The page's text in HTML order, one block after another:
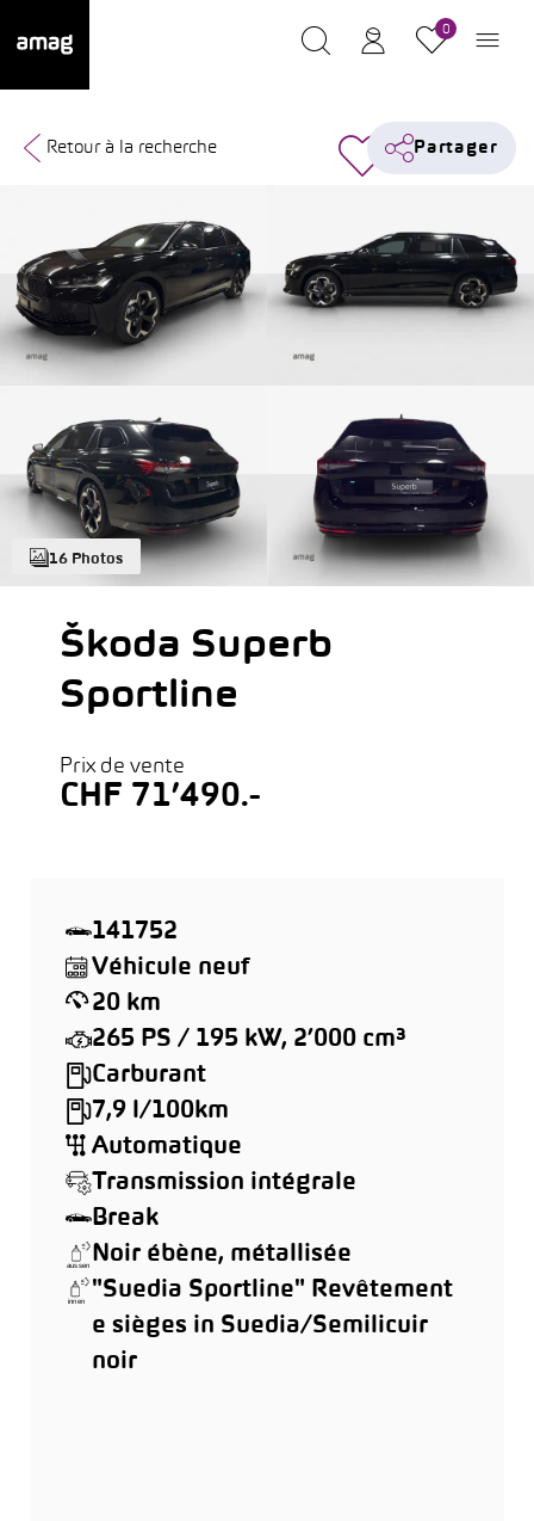
0
16 Photos
Retour à la recherche Partager
Škoda Superb
Sportline
Prix de vente
CHF 71’490.-
141752
Véhicule neuf
20 km
265 PS / 195 kW, 2’000 cm³
Carburant
7,9 l/100km
Automatique
Transmission intégrale
Break
Noir ébène, métallisée
"Suedia Sportline" Revêtement
e sièges in Suedia/Semilicuir
noir